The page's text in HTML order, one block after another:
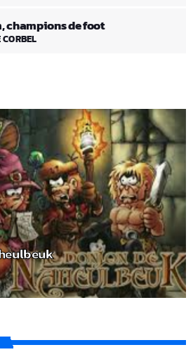
champions de foot